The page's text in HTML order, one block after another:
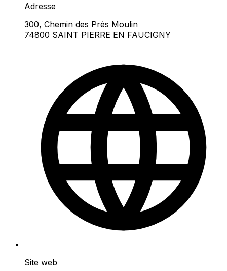
Adresse
300, Chemin des Prés Moulin
74800 SAINT PIERRE EN FAUCIGNY
Site web